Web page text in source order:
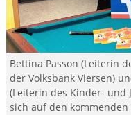
Bettina Passon (Leiterin
der Volksbank Viersen)
(Leiterin des Kinder- und
sich auf den kommenden